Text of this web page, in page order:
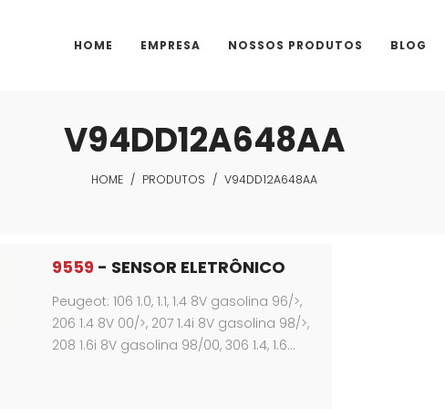
HOME EMPRESA NOSSOS PRODUTOS BLOG
V94DD12A648AA
HOME / PRODUTOS / V94DD12A648AA
9559 - SENSOR ELETRÔNICO
Peugeot: 106 1.0, 1.1, 1.4 8V gasolina 96/>,
206 1.4 8V 00/>, 207 1.4i 8V gasolina 98/>,
208 1.6i 8V gasolina 98/00, 306 1.4, 1.6…